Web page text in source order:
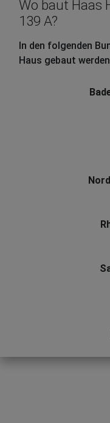
Wo baut Haas
139 A?
In den folgenden
Haus gebaut